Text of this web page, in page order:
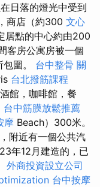
日落的燈光中受到
商店（約300 文心
居點的中心約由200
客房公寓房被一個
圍。 台中整骨 關
台北撥筋課程
館，咖啡館，餐
台中筋膜放鬆推薦
摩 Beach）300米。
附近有一個公共汽
年12月建造的，已
外商投資設立公司
台中按摩